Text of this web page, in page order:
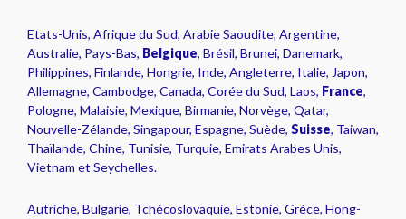
Etats-Unis, Afrique du Sud, Arabie Saoudite, Argentine,
Australie, Pays-Bas, Belgique, Brésil, Brunei, Danemark,
Philippines, Finlande, Hongrie, Inde, Angleterre, Italie, Japon,
Allemagne, Cambodge, Canada, Corée du Sud, Laos, France,
Pologne, Malaisie, Mexique, Birmanie, Norvège, Qatar,
Nouvelle-Zélande, Singapour, Espagne, Suède, Suisse, Taiwan,
Thaïlande, Chine, Tunisie, Turquie, Emirats Arabes Unis,
Vietnam et Seychelles.
Autriche, Bulgarie, Tchécoslovaquie, Estonie, Grèce, Hong-